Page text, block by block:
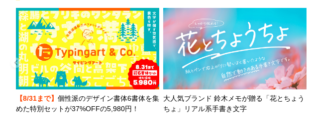
【8/31まで】 個性派のデザイン書体6書体を集
めた特別セットが37%OFFの5,980円！
大人気ブランド 鈴木メモが贈る「花とちょう
ちょ」リアル系手書き文字